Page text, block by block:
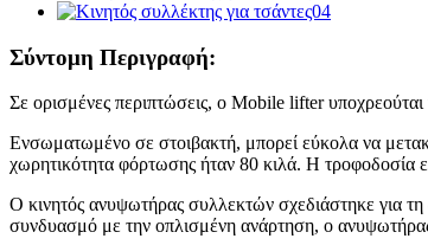
Σύντομη Περιγραφή:
Σε ορισμένες περιπτώσεις, ο Mobile lifter
Ενσωματωμένο σε στοιβακτή, μπορεί εύκολα να
χωρητικότητα φόρτωσης ήταν 80 κιλά. Η τροφοδοσία
Ο κινητός ανυψωτήρας συλλεκτών σχεδιάστηκε για
συνδυασμό με την οπλισμένη ανάρτηση, ο